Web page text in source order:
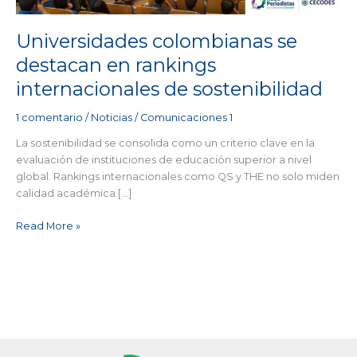
Universidades colombianas se
destacan en rankings
internacionales de sostenibilidad
1 comentario / Noticias/ Comunicaciones 1
La sostenibilidad se consolida como un criterio clave en la
evaluación de instituciones de educación superior a nivel
global. Rankings internacionales como QS y THE no solo miden
calidad académica […]
sostenibilidad
Read More »